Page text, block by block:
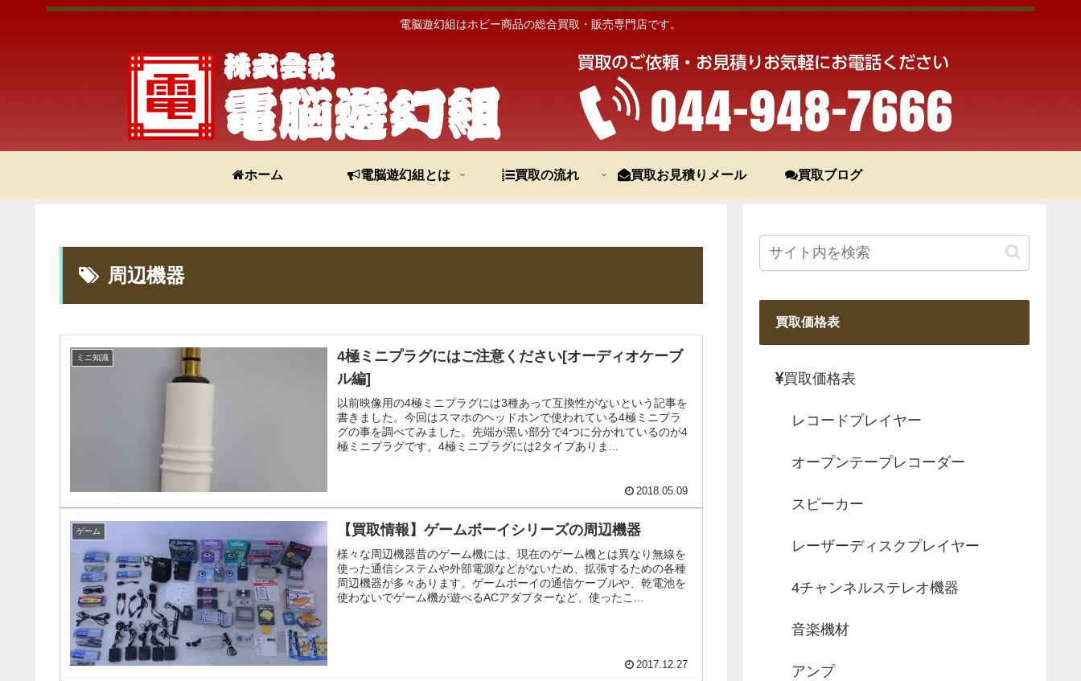
電脳遊幻組はホビー商品の総合買取・販売専門店です。
ホーム 電脳遊幻組とは 買取の流れ 買取お見積りメール 買取ブログ
周辺機器
ミニ知識
4極ミニプラグにはご注意ください[オーディオケーブ
ル編]
以前映像用の4極ミニプラグには3種あって互換性がないという記事を
書きました。今回はスマホのヘッドホンで使われている4極ミニプラ
グの事を調べてみました。先端が黒い部分で4つに分かれているのが4
極ミニプラグです。4極ミニプラグには2タイプありま...
2018.05.09
ゲーム 【買取情報】ゲームボーイシリーズの周辺機器
様々な周辺機器昔のゲーム機には、現在のゲーム機とは異なり無線を
使った通信システムや外部電源などがないため、拡張するための各種
周辺機器が多々あります。ゲームボーイの通信ケーブルや、乾電池を
使わないでゲーム機が遊べるACアダプターなど、使ったこ...
2017.12.27
買取価格表
買取価格表
レコードプレイヤー
オープンテープレコーダー
スピーカー
レーザーディスクプレイヤー
4チャンネルステレオ機器
音楽機材
アンプ